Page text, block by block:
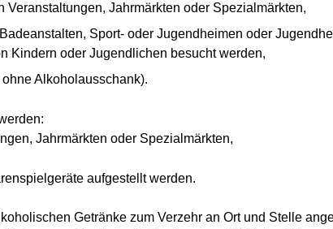
Jahrmärkten oder Spezialmärkten,
Sport- oder Jugendheimen oder
Kindern oder Jugendlichen besucht werden,
Alkoholausschank).
Jahrmärkten oder Spezialmärkten,
aufgestellt werden.
Getränke zum Verzehr an Ort und Stelle